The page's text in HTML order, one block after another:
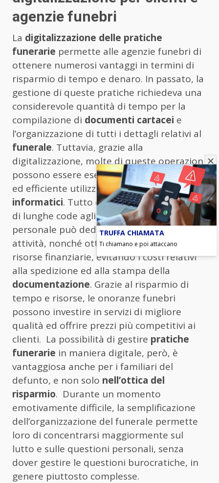
agenzie funebri
La digitalizzazione delle pratiche
funerarie permette alle agenzie funebri di
ottenere numerosi vantaggi in termini di
risparmio di tempo e denaro. In passato, la
gestione di queste pratiche richiedeva una
considerevole quantità di tempo per la
compilazione di documenti cartacei e
l’organizzazione di tutti i dettagli relativi al
funerale. Tuttavia, grazie alla
digitalizzazione, molte di queste operazioni
possono essere eseguite in modo rapido
ed efficiente utilizzandosistemi
informatici. Tutto ciò elimina la necessità
di lunghe code agli uffici, e quindi il
personale può dedicare più tempo ad altre
attività, nonché ottimizzare l’impiego delle
risorse finanziarie, evitando i costi relativi
alla spedizione ed alla stampa della
documentazione. Grazie al risparmio di
tempo e risorse, le onoranze funebri
possono investire in servizi di migliore
qualità ed offrire prezzi più competitivi ai
clienti. La possibilità di gestire pratiche
funerarie in maniera digitale, però, è
vantaggiosa anche per i familiari del
defunto, e non solo nell’ottica del
risparmio. Durante un momento
emotivamente difficile, la semplificazione
dell’organizzazione del funerale permette
loro di concentrarsi maggiormente sul
lutto e sulle questioni personali, senza
dover gestire le questioni burocratiche, in
genere piuttosto complesse.
TRUFFA CHIAMATA
Ti chiamano e poi attaccano